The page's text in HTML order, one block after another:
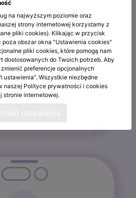
na najwyższym poziomie oraz
strony internetowej korzystamy z
pliki cookies). Klikając w przycisk
obszar okna "Ustawienia cookies"
pliki cookies, które pomogą nam
dostosowanych do Twoich potrzeb. Aby
preferencje opcjonalnych
ustawienia”. Wszystkie niezbędne
naszej Polityce prywatności i cookies
stronie internetowej.
ustawienia